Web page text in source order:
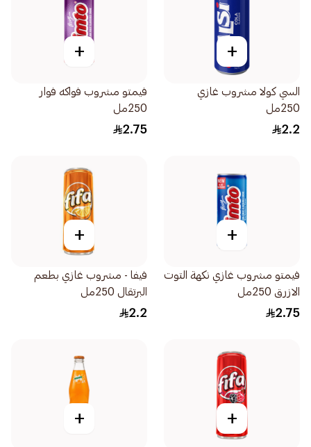
+
السي كولا مشروب غازي
250مل
2.2
+
فيمتو مشروب فواكه فوار
250مل
2.75
+
فيمتو مشروب غازي نكهة التوت
الازرق 250مل
2.75
+
فيفا - مشروب غازي بطعم
البرتقال 250مل
2.2
+
+